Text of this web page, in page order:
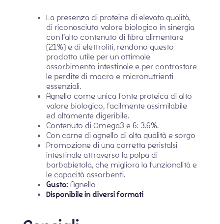
La presenza di proteine di elevata qualità,
di riconosciuto valore biologico in sinergia
con l’alto contenuto di fibra alimentare
(21%) e di elettroliti, rendono questo
prodotto utile per un ottimale
assorbimento intestinale e per contrastare
le perdite di macro e micronutrienti
essenziali.
Agnello come unica fonte proteica di alto
valore biologico, facilmente assimilabile
ed altamente digeribile.
Contenuto di Omega3 e 6: 3.6%.
Con carne di agnello di alta qualità e sorgo
Promozione di una corretta peristalsi
intestinale attraverso la polpa di
barbabietola, che migliora la funzionalità e
le capacità assorbenti.
Gusto: Agnello
Disponibile in diversi formati